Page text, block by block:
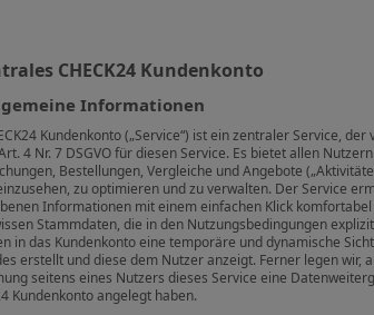
CHECK24 Kundenkonto
Informationen
Kundenkonto („Service“) ist ein zentraler Service,
4 Nr. 7 DSGVO für diesen Service. Es bietet allen
Bestellungen, Vergleiche und Angebote
zu optimieren und zu verwalten. Der Service
Informationen mit einem einfachen Klick
Stammdaten, die in den Nutzungsbedingungen
in das Kundenkonto eine temporäre und dynamische
erstellt und diese dem Nutzer anzeigt. Ferner legen wir,
seitens eines Nutzers dieses Service eine
Kundenkonto angelegt haben.